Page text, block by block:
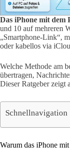
Das iPhone mit dem
und 10 auf mehreren
„Smartphone-Link“,
oder kabellos via
Welche Methode am
übertragen,
Dieser Ratgeber zeigt
Schnellnavigation
Warum das iPhone